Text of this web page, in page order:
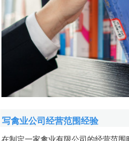
写禽业公司经营范围经验
在制定一家禽业有限公司的经营范